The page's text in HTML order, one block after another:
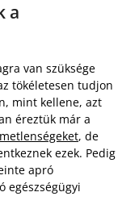
a
van szüksége
tökéletesen tudjon
mint kellene, azt
éreztük már a
, de
ezek. Pedig
apró
egészségügyi